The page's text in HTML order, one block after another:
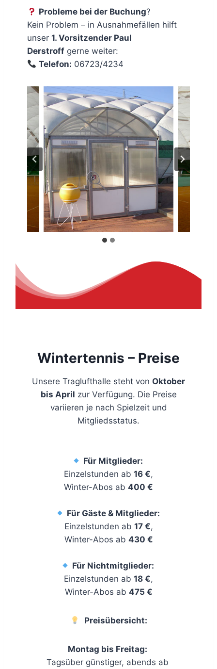
Probleme bei der Buchung?
Kein Problem – in Ausnahmefällen hilft
unser 1. Vorsitzender Paul
Derstroff gerne weiter:
Telefon: 06723/4234
Wintertennis – Preise
Unsere Traglufthalle steht von Oktober
bis April zur Verfügung. Die Preise
variieren je nach Spielzeit und
Mitgliedsstatus.
Für Mitglieder:
Einzelstunden ab 16 €,
Winter-Abos ab 400 €
Für Gäste & Mitglieder:
Einzelstunden ab 17 €,
Winter-Abos ab 430 €
Für Nichtmitglieder:
Einzelstunden ab 18 €,
Winter-Abos ab 475 €
Preisübersicht:
Montag bis Freitag:
Tagsüber günstiger, abends ab